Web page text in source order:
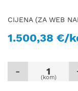
CIJENA (ZA WEB
1.500,38 €/
-
(kom)